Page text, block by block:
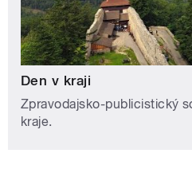
Den v kraji
Zpravodajsko-publicistický
kraje.